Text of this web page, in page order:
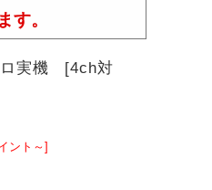
す。
ロ実機 [4ch対
ント～]